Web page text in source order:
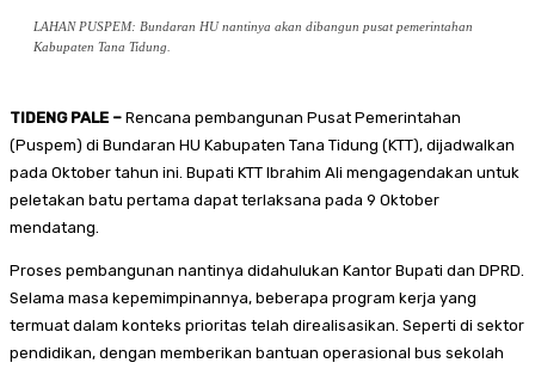
LAHAN PUSPEM: Bundaran HU nantinya akan dibangun pusat pemerintahan
Kabupaten Tana Tidung.
TIDENG PALE – Rencana pembangunan Pusat Pemerintahan
(Puspem) di Bundaran HU Kabupaten Tana Tidung (KTT), dijadwalkan
pada Oktober tahun ini. Bupati KTT Ibrahim Ali mengagendakan untuk
peletakan batu pertama dapat terlaksana pada 9 Oktober
mendatang.
Proses pembangunan nantinya didahulukan Kantor Bupati dan DPRD.
Selama masa kepemimpinannya, beberapa program kerja yang
termuat dalam konteks prioritas telah direalisasikan. Seperti di sektor
pendidikan, dengan memberikan bantuan operasional bus sekolah